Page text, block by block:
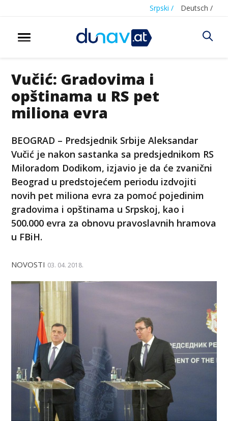
Srpski / Deutsch /
Vučić: Gradovima i
opštinama u RS pet
miliona evra
BEOGRAD – Predsjednik Srbije Aleksandar
Vučić je nakon sastanka sa predsjednikom RS
Miloradom Dodikom, izjavio je da će zvanični
Beograd u predstojećem periodu izdvojiti
novih pet miliona evra za pomoć pojedinim
gradovima i opštinama u Srpskoj, kao i
500.000 evra za obnovu pravoslavnih hramova
u FBiH.
NOVOSTI 03. 04. 2018.